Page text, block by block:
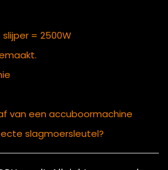
= 2500W
van een accuboormachine
slagmoersleutel?